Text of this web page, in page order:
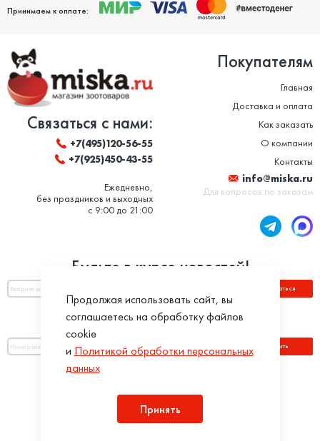
Принимаем к оплате:
Связаться с нами:
+7(495)120-56-55
+7(925)450-43-55
Ежедневно,
без праздников и выходных
с 9:00 до 21:00
Покупателям
Главная
Доставка и оплата
Как заказать
О компании
Контакты
info@miska.ru
Для вопросов по заказам
Будьте в курсе новостей!
Подписаться
Оплатить по номеру заказа:
Оплатить
Продолжая использовать сайт, вы
соглашаетесь на обработку файлов
cookie
и Политикой обработки персональных
данных
Принять